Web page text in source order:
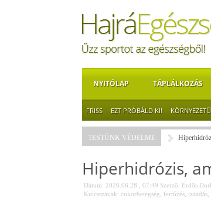
NYITÓLAP TÁPLÁLKOZÁS
FRISS EZT PRÓBÁLD KI!
TESTÜNK VÉDELME
Hiperhidrózis,
Dátum: 2026.06.28., 07:49 Szerző: Erdős
Kulcsszavak: cukorbetegség fertőzés, izzadás,